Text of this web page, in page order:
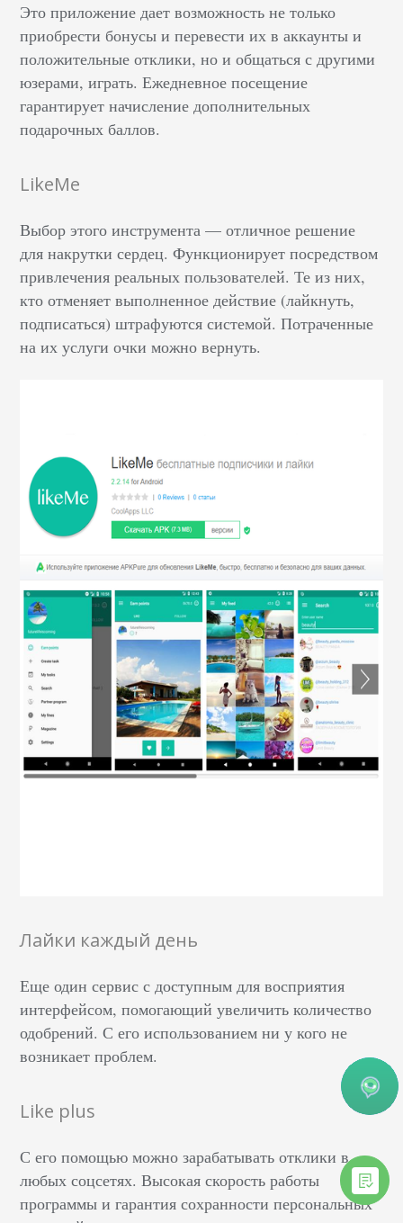
Это приложение дает возможность не только
приобрести бонусы и перевести их в аккаунты и
положительные отклики, но и общаться с другими
юзерами, играть. Ежедневное посещение
гарантирует начисление дополнительных
подарочных баллов.
LikeMe
Выбор этого инструмента — отличное решение
для накрутки сердец. Функционирует посредством
привлечения реальных пользователей. Те из них,
кто отменяет выполненное действие (лайкнуть,
подписаться) штрафуются системой. Потраченные
на их услуги очки можно вернуть.
Лайки каждый день
Еще один сервис с доступным для восприятия
интерфейсом, помогающий увеличить количество
одобрений. С его использованием ни у кого не
возникает проблем.
Like plus
С его помощью можно зарабатывать отклики в
любых соцсетях. Высокая скорость работы
программы и гарантия сохранности персональных